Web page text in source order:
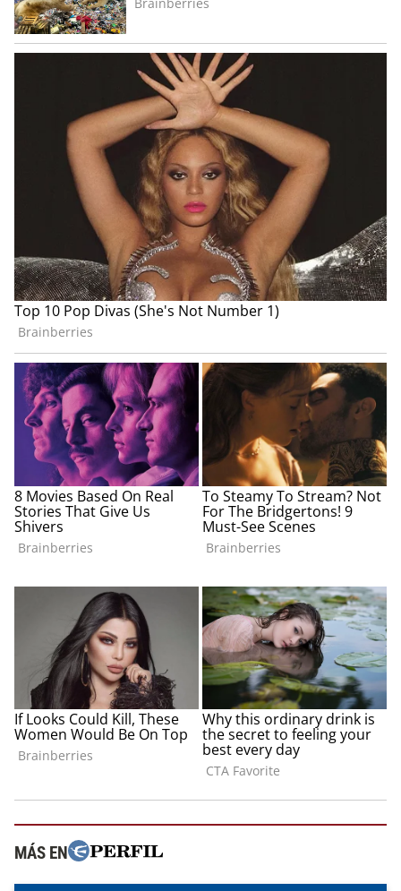
MÁS EN